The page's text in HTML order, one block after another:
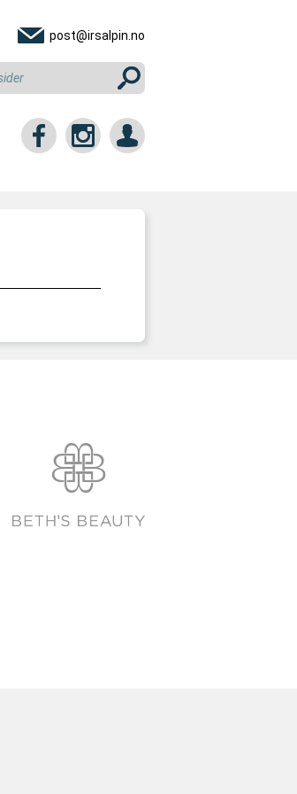
post@irsalpin.no